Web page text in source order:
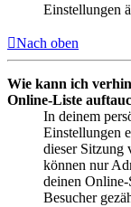
Einstellungen
Nach oben
Wie kann ich
Online-Liste
In deinem
Einstellungen
dieser Sitzung
können nur
deinen Online-
Besucher